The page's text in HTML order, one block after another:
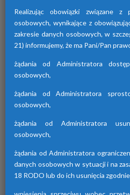
Osuszacze hybrydowe
osuszacza ziębniczego i
wyróżniają się niskimi
możliwością wyboru trybu
Realizując obowiązki związane z
osobowych, wynikające z
zakresie danych osobowych, w
21) informujemy, że ma Pani/Pan
żądania od Administratora
osobowych,
żądania od Administratora
osobowych,
żądania od Administratora
osobowych,
żądania od Administratora
danych osobowych w sytuacji i na
18 RODO lub do ich usunięcia